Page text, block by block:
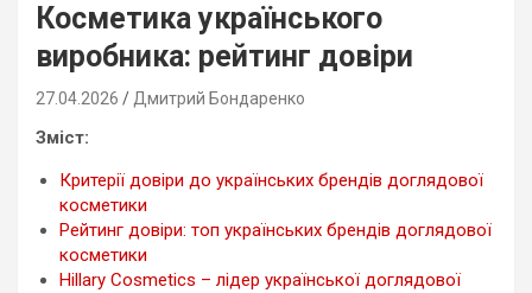
Косметика українського
виробника: рейтинг довіри
27.04.2026 Дмитрий Бондаренко
Зміст:
Критерії довіри до українських брендів доглядової
косметики
Рейтинг довіри: топ українських брендів доглядової
косметики
Hillary Cosmetics – лідер української доглядової